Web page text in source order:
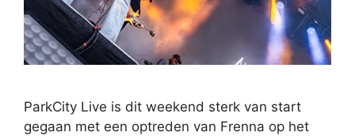
ParkCity Live is dit weekend sterk van start
gegaan met een optreden van Frenna op het